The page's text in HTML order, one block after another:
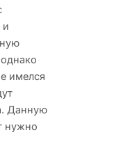
и
имелся
Данную
нужно